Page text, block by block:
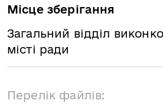
Місце зберігання
Загальний відділ
місті ради
Перелік файлів: